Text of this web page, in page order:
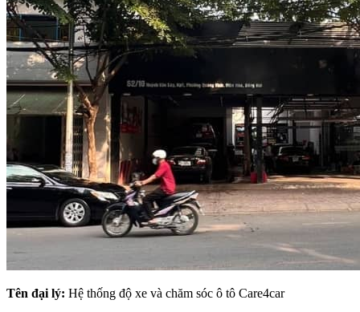
Tên đại lý: Hệ thống độ xe và chăm sóc ô tô Care4car